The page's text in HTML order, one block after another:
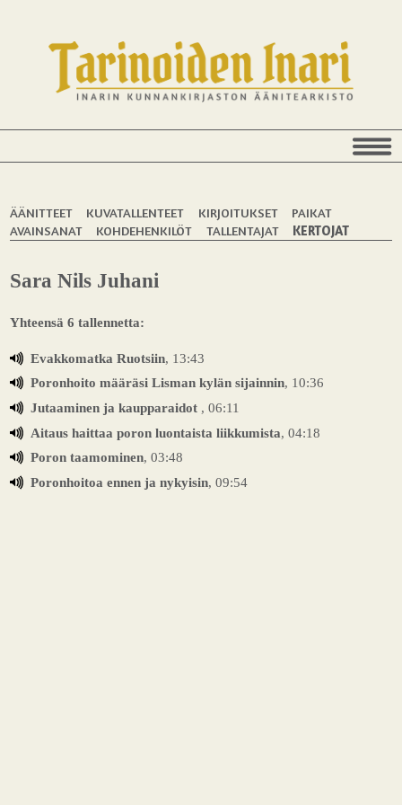
ÄÄNITTEET KUVATALLENTEET KIRJOITUKSET
PAIKAT
AVAINSANAT
KOHDEHENKILÖT TALLENTAJAT KERTOJAT
Sara Nils Juhani
Yhteensä 6 tallennetta:
Evakkomatka Ruotsiin, 13:43
Poronhoito määräsi Lisman kylän sijainnin, 10:36
Jutaaminen ja kaupparaidot , 06:11
Aitaus haittaa poron luontaista liikkumista, 04:18
Poron taamominen, 03:48
Poronhoitoa ennen ja nykyisin, 09:54